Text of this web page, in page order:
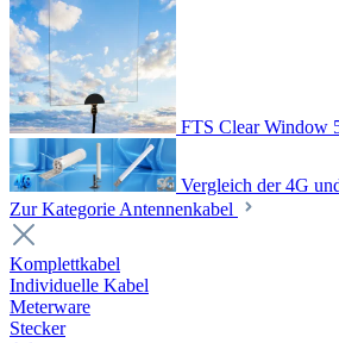
FTS Clear Window
Vergleich der 4G
Zur Kategorie Antennenkabel
Komplettkabel
Individuelle Kabel
Meterware
Stecker